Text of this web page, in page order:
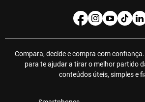
Compara, decide e compra com
para te ajudar a tirar o melhor partido
conteúdos úteis, simples e